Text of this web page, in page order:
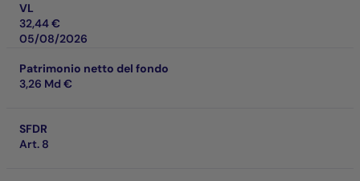
VL
32,44 €
05/08/2026
Patrimonio netto del fondo
3,26 Md €
SFDR
Art. 8